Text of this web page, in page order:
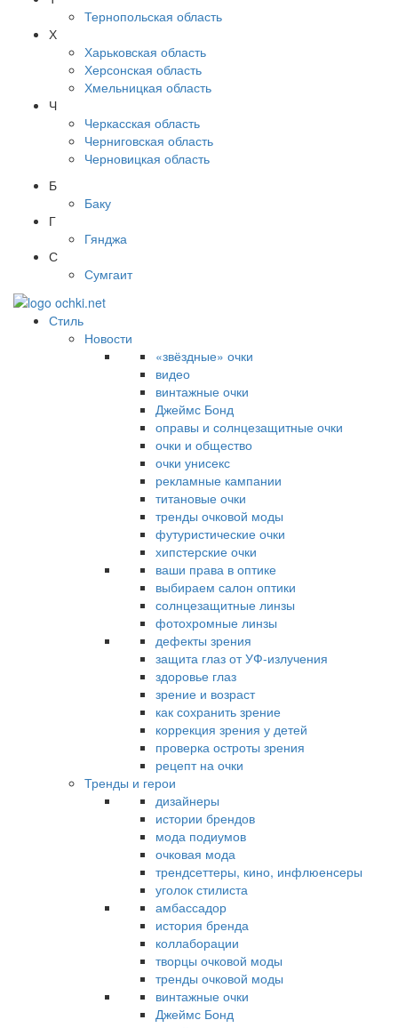
Тернопольская область
Х
Харьковская область
Херсонская область
Хмельницкая область
Ч
Черкасская область
Черниговская область
Черновицкая область
Б
Баку
Г
Гянджа
С
Сумгаит
Стиль
Новости
«звёздные» очки
видео
винтажные очки
Джеймс Бонд
оправы и солнцезащитные очки
очки и общество
очки унисекс
рекламные кампании
титановые очки
тренды очковой моды
футуристические очки
хипстерские очки
ваши права в оптике
выбираем салон оптики
солнцезащитные линзы
фотохромные линзы
дефекты зрения
защита глаз от УФ-излучения
здоровье глаз
зрение и возраст
как сохранить зрение
коррекция зрения у детей
проверка остроты зрения
рецепт на очки
Тренды и герои
дизайнеры
истории брендов
мода подиумов
очковая мода
трендсеттеры, кино, инфлюенсеры
уголок стилиста
амбассадор
история бренда
коллаборации
творцы очковой моды
тренды очковой моды
винтажные очки
Джеймс Бонд